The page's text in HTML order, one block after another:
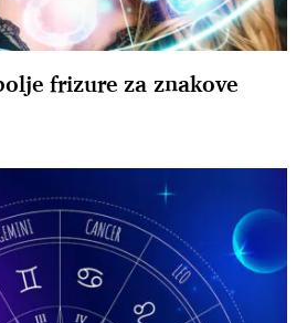
frizure za znakove